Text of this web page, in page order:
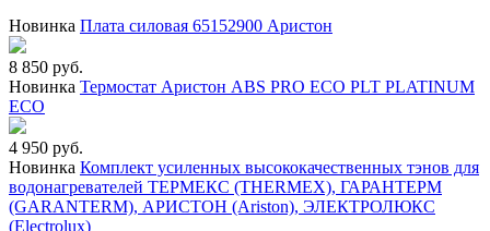
Новинка Плата силовая 65152900 Аристон
8 850 руб.
Новинка Термостат Аристон ABS PRO ECO PLT PLATINUM
ECO
4 950 руб.
Новинка Комплект усиленных высококачественных тэнов для
водонагревателей ТЕРМЕКС (THERMEX), ГАРАНТЕРМ
(GARANTERM), АРИСТОН (Ariston), ЭЛЕКТРОЛЮКС
(Electrolux)